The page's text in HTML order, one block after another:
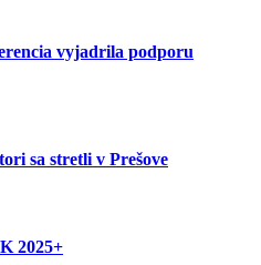
vyjadrila podporu
sa stretli v Prešove
2025+